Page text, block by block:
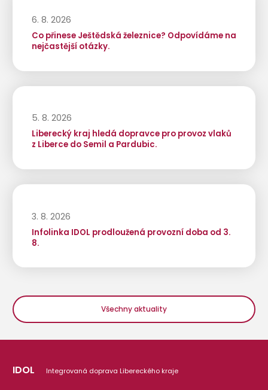
6. 8. 2026
Co přinese Ještědská železnice? Odpovídáme na
nejčastější otázky.
5. 8. 2026
Liberecký kraj hledá dopravce pro provoz vlaků
z Liberce do Semil a Pardubic.
3. 8. 2026
Infolinka IDOL prodloužená provozní doba od 3.
8.
Všechny aktuality
IDOL Integrovaná doprava Libereckého kraje